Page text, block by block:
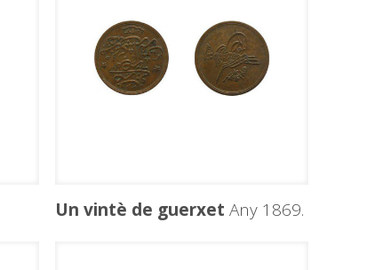
Un vintè de guerxet Any 1869.